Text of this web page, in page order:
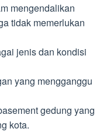
mengendalikan
tidak memerlukan
jenis dan kondisi
yang mengganggu
gedung yang
kota.